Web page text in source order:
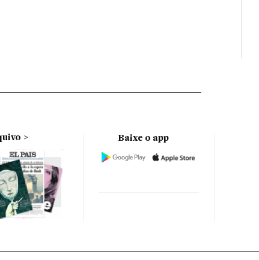
Baixe o app